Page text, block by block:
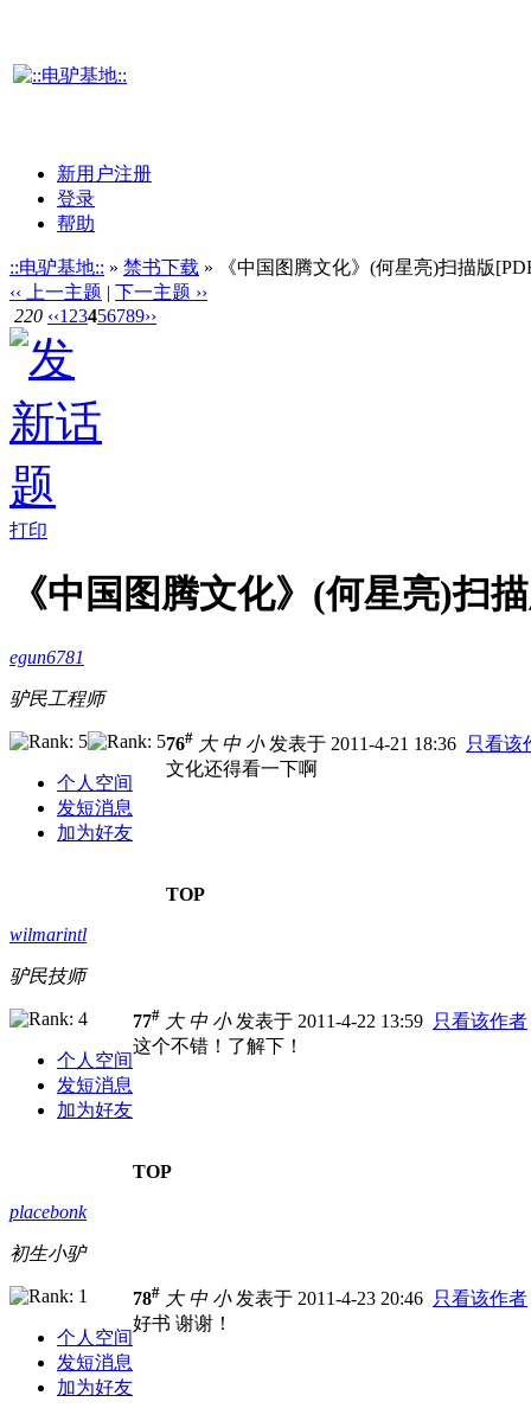
新用户注册
登录
帮助
::电驴基地:: » 禁书下载 » 《中国图腾文化》(何星亮)扫描版
‹‹ 上一主题 | 下一主题 ››
220 ‹‹1 23456789››
打印
《中国图腾文化》(何星亮)扫
egun6781
驴民工程师
个人空间
发短消息
加为好友
76# 大 中 小发表于 2011-4-21 18:36 只看该
文化还得看一下啊
TOP
wilmarintl
驴民技师
个人空间
发短消息
加为好友
77# 大 中 小发表于 2011-4-22 13:59 只看该作者
这个不错！了解下！
TOP
placebonk
初生小驴
个人空间
发短消息
加为好友
78# 大 中 小发表于 2011-4-23 20:46 只看该作者
好书 谢谢！